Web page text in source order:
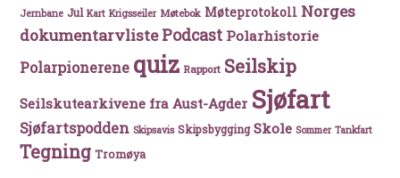
Jernbane Jul Kart Krigsseiler Møtebok Møteprotokoll Norges
dokumentarvlistePodcast Polarhistorie
Polarpionerene quiz Rapport Seilskip
Seilskutearkivene fra Aust-Agder Sjøfart
Sjøfartspodden Skipsavis Skipsbygging Skole Sommer Tankfart
Tegning Tromøya